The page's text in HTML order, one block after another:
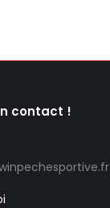
contact !